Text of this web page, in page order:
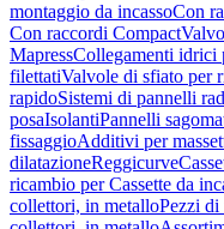
montaggio da incassoCon
Con raccordi Compact
MapressCollegamenti idrici
filettatiValvole di sfiato per
rapidoSistemi di pannelli
posaIsolantiPannelli
fissaggioAdditivi per
dilatazioneReggicurve
ricambio per Cassette da
collettori, in metalloPezzi di